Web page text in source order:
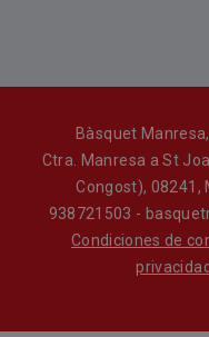
Bàsquet
Ctra. Manresa a St
Congost), 08241,
938721503 -
Condiciones de
privacidad